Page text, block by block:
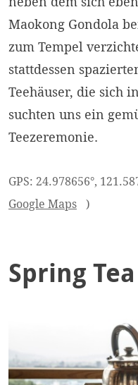
Maokong Gondola
zum Tempel
stattdessen
Teehäuser, die sich
suchten uns ein
Teezeremonie.
GPS: 24.978656°,
Google Maps
)
Spring